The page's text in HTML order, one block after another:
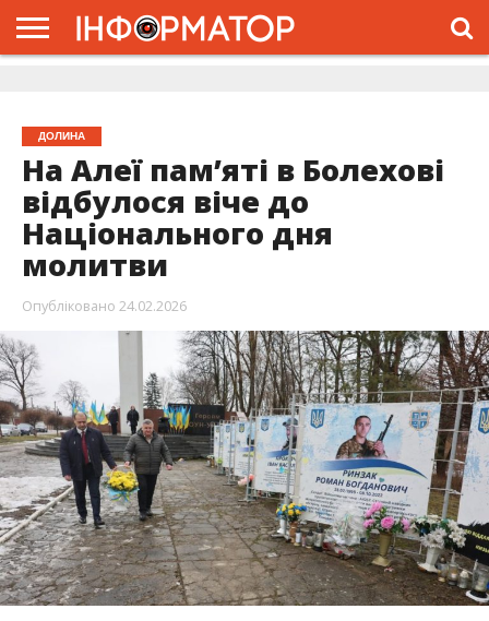
ДОЛИНА
На Алеї пам’яті в Болехові
відбулося віче до
Національного дня
молитви
Опубліковано 24.02.2026